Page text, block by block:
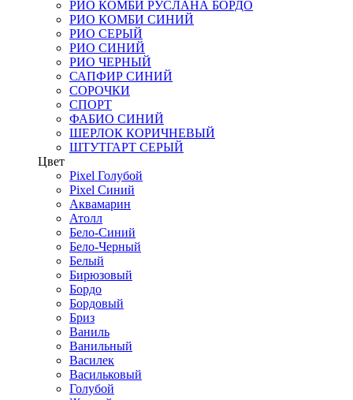
РИО КОМБИ РУСЛАНА БОРДО
РИО КОМБИ СИНИЙ
РИО СЕРЫЙ
РИО СИНИЙ
РИО ЧЕРНЫЙ
САПФИР СИНИЙ
СОРОЧКИ
СПОРТ
ФАБИО СИНИЙ
ШЕРЛОК КОРИЧНЕВЫЙ
ШТУТГАРТ СЕРЫЙ
Цвет
Pixel Голубой
Pixel Синий
Аквамарин
Атолл
Бело-Синий
Бело-Черный
Белый
Бирюзовый
Бордо
Бордовый
Бриз
Ваниль
Ванильный
Василек
Васильковый
Голубой